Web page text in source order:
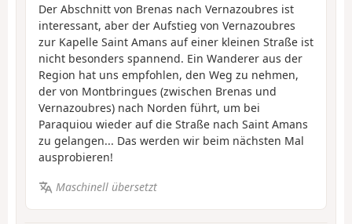
Der Abschnitt von Brenas nach Vernazoubres ist
interessant, aber der Aufstieg von Vernazoubres
zur Kapelle Saint Amans auf einer kleinen Straße ist
nicht besonders spannend. Ein Wanderer aus der
Region hat uns empfohlen, den Weg zu nehmen,
der von Montbringues (zwischen Brenas und
Vernazoubres) nach Norden führt, um bei
Paraquiou wieder auf die Straße nach Saint Amans
zu gelangen... Das werden wir beim nächsten Mal
ausprobieren!
Maschinell übersetzt